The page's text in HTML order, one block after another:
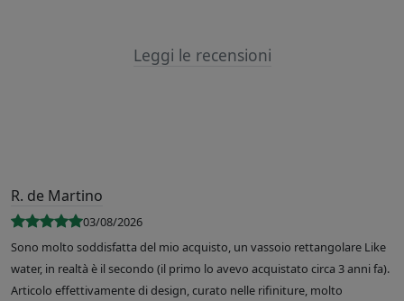
Leggi le recensioni
R. de Martino
03/08/2026
Sono molto soddisfatta del mio acquisto, un vassoio rettangolare Like
water, in realtà è il secondo (il primo lo avevo acquistato circa 3 anni fa).
Articolo effettivamente di design, curato nelle rifiniture, molto